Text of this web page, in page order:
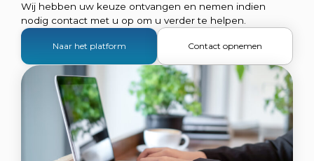
Wij hebben uw keuze ontvangen en nemen indien
nodig contact met u op om u verder te helpen.
Naar het platform Contact opnemen